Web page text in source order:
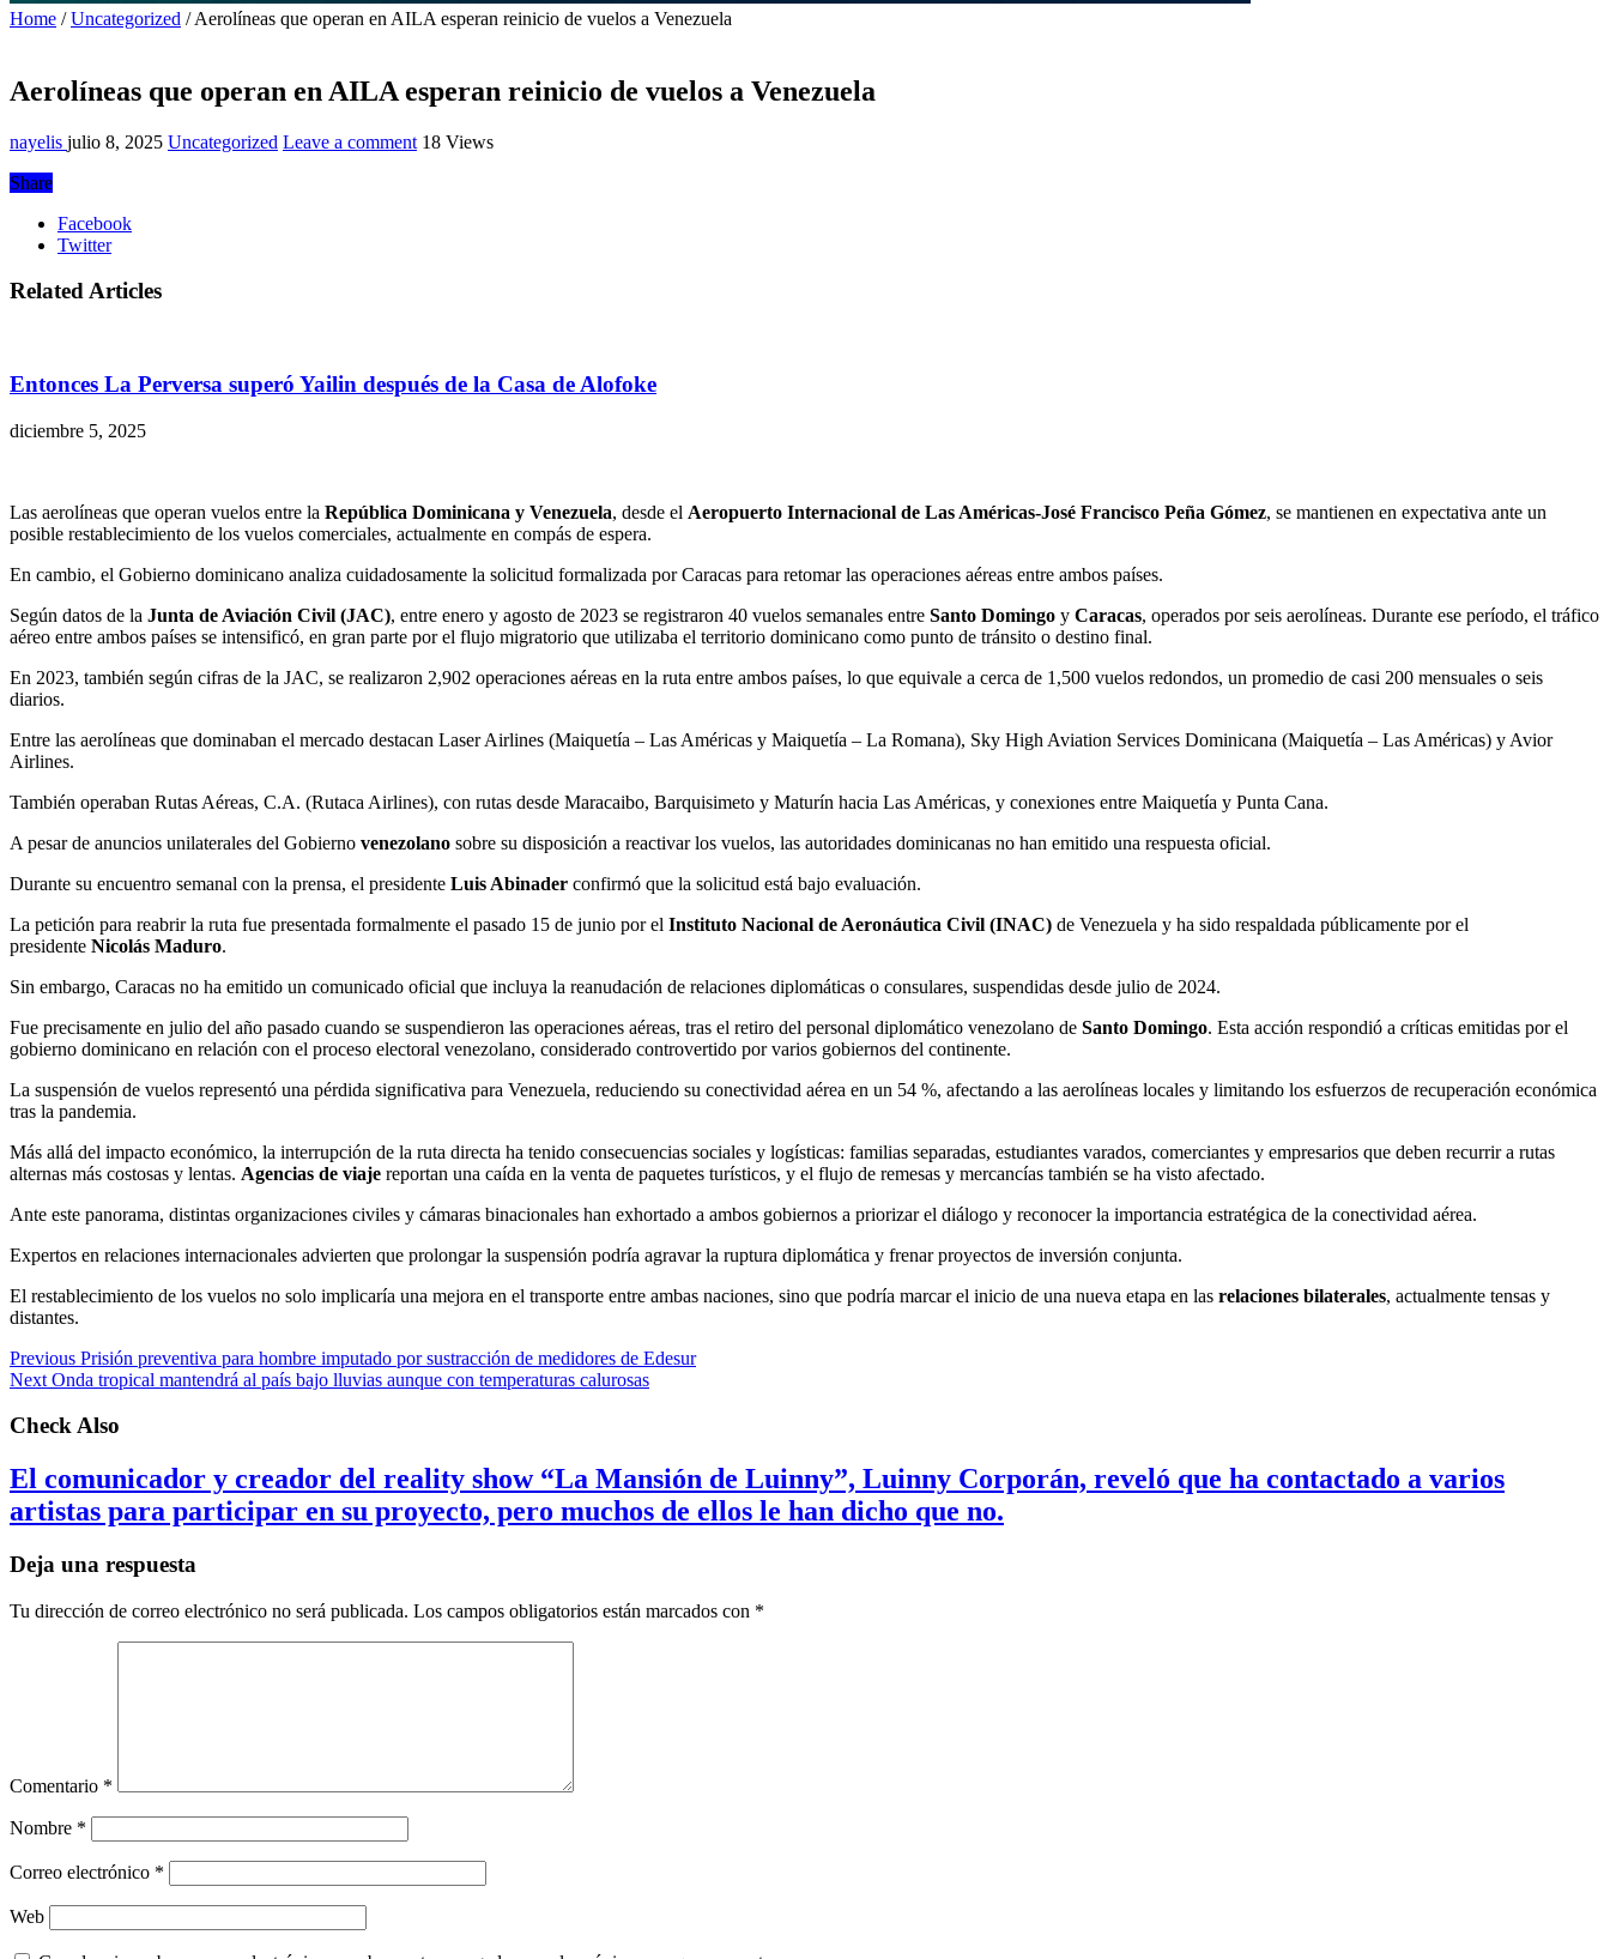
Home / Uncategorized / Aerolíneas que operan en AILA esperan reinicio de vuelos a Venezuela
Aerolíneas que operan en AILA esperan reinicio de vuelos a Venezuela
nayelis julio 8, 2025 Uncategorized Leave a comment 18 Views
Share
Facebook
Twitter
Related Articles
Entonces La Perversa superó Yailin después de la Casa de Alofoke
diciembre 5, 2025
Las aerolíneas que operan vuelos entre la República Dominicana y Venezuela, desde el Aeropuerto Internacional de Las Américas-José Francisco Peña Gómez, se mantienen en expectativa ante un
posible restablecimiento de los vuelos comerciales, actualmente en compás de espera.
En cambio, el Gobierno dominicano analiza cuidadosamente la solicitud formalizada por Caracas para retomar las operaciones aéreas entre ambos países.
Según datos de la Junta de Aviación Civil (JAC), entre enero y agosto de 2023 se registraron 40 vuelos semanales entre Santo Domingo y Caracas, operados por seis aerolíneas. Durante ese período, el tráfico
aéreo entre ambos países se intensificó, en gran parte por el flujo migratorio que utilizaba el territorio dominicano como punto de tránsito o destino final.
En 2023, también según cifras de la JAC, se realizaron 2,902 operaciones aéreas en la ruta entre ambos países, lo que equivale a cerca de 1,500 vuelos redondos, un promedio de casi 200 mensuales o seis
diarios.
Entre las aerolíneas que dominaban el mercado destacan Laser Airlines (Maiquetía – Las Américas y Maiquetía – La Romana), Sky High Aviation Services Dominicana (Maiquetía – Las Américas) y Avior
Airlines.
También operaban Rutas Aéreas, C.A. (Rutaca Airlines), con rutas desde Maracaibo, Barquisimeto y Maturín hacia Las Américas, y conexiones entre Maiquetía y Punta Cana.
A pesar de anuncios unilaterales del Gobierno venezolano sobre su disposición a reactivar los vuelos, las autoridades dominicanas no han emitido una respuesta oficial.
Durante su encuentro semanal con la prensa, el presidente Luis Abinader confirmó que la solicitud está bajo evaluación.
La petición para reabrir la ruta fue presentada formalmente el pasado 15 de junio por el Instituto Nacional de Aeronáutica Civil (INAC) de Venezuela y ha sido respaldada públicamente por el
presidente Nicolás Maduro.
Sin embargo, Caracas no ha emitido un comunicado oficial que incluya la reanudación de relaciones diplomáticas o consulares, suspendidas desde julio de 2024.
Fue precisamente en julio del año pasado cuando se suspendieron las operaciones aéreas, tras el retiro del personal diplomático venezolano de Santo Domingo. Esta acción respondió a críticas emitidas por el
gobierno dominicano en relación con el proceso electoral venezolano, considerado controvertido por varios gobiernos del continente.
La suspensión de vuelos representó una pérdida significativa para Venezuela, reduciendo su conectividad aérea en un 54 %, afectando a las aerolíneas locales y limitando los esfuerzos de recuperación económica
tras la pandemia.
Más allá del impacto económico, la interrupción de la ruta directa ha tenido consecuencias sociales y logísticas: familias separadas, estudiantes varados, comerciantes y empresarios que deben recurrir a rutas
alternas más costosas y lentas. Agencias de viaje reportan una caída en la venta de paquetes turísticos, y el flujo de remesas y mercancías también se ha visto afectado.
Ante este panorama, distintas organizaciones civiles y cámaras binacionales han exhortado a ambos gobiernos a priorizar el diálogo y reconocer la importancia estratégica de la conectividad aérea.
Expertos en relaciones internacionales advierten que prolongar la suspensión podría agravar la ruptura diplomática y frenar proyectos de inversión conjunta.
El restablecimiento de los vuelos no solo implicaría una mejora en el transporte entre ambas naciones, sino que podría marcar el inicio de una nueva etapa en las relaciones bilaterales, actualmente tensas y
distantes.
Previous Prisión preventiva para hombre imputado por sustracción de medidores de Edesur
Next Onda tropical mantendrá al país bajo lluvias aunque con temperaturas calurosas
Check Also
El comunicador y creador del reality show “La Mansión de Luinny”, Luinny Corporán, reveló que ha contactado a varios
artistas para participar en su proyecto, pero muchos de ellos le han dicho que no.
Deja una respuesta
Tu dirección de correo electrónico no será publicada. Los campos obligatorios están marcados con *
Comentario *
Nombre *
Correo electrónico *
Web